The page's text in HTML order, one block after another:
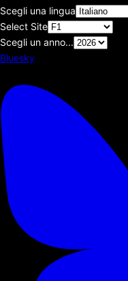
Scegli una lingua
Select Site
Scegli un anno...
Bluesky